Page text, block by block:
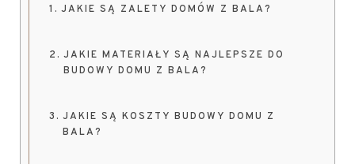
JAKIE SĄ ZALETY DOMÓW Z BALA?
JAKIE MATERIAŁY SĄ NAJLEPSZE DO
BUDOWY DOMU Z BALA?
JAKIE SĄ KOSZTY BUDOWY DOMU Z
BALA?